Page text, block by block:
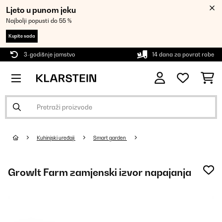
Ljeto u punom jeku
Najbolji popusti do 55 %
Kupite sada
3-godišnje jamstvo 14 dana za povrat robe
Kuhinjski uređaji Smart garden
GrowIt Farm zamjenski izvor napajanja